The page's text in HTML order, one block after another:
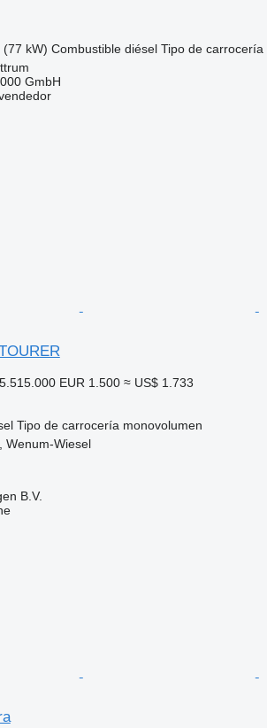
(77 kW) Combustible diésel Tipo de carrocería
GmbH
EUR 1.500 ≈ US$ 1.733
Tipo de carrocería monovolumen
Wenum-Wiesel
B.V.